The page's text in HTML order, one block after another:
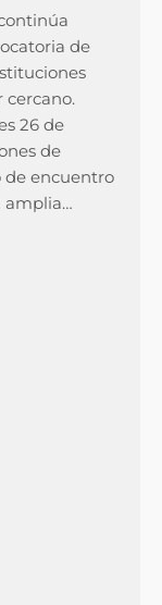
de
cercano.
26 de
de
de encuentro
amplia…